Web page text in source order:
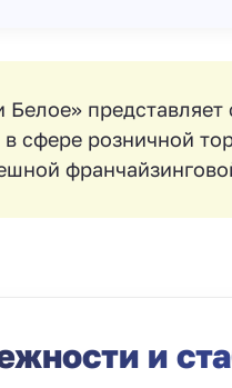
представляет
сфере розничной
и